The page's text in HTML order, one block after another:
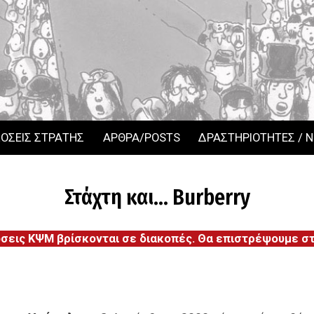
ΣΤΡΑΤΗΣ ΑΡΘΡΑ/POSTS ΔΡΑΣΤΗΡΙΟΤΗΤΕΣ /
Στάχτη και... Burberry
ΚΨΜ βρίσκονται σε διακοπές. Θα επιστρέψουμε